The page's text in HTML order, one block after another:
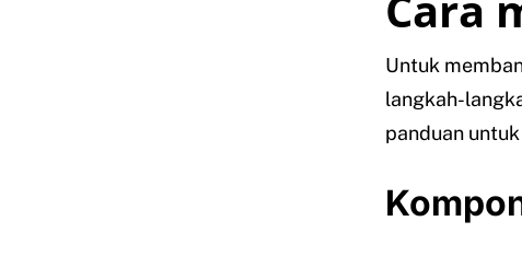
Untuk
langkah-
panduan